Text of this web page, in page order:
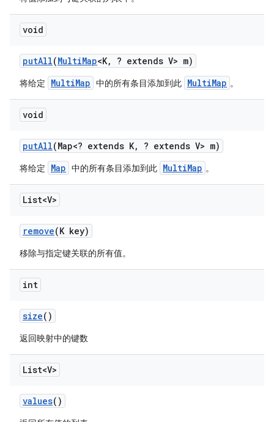
void
putAll(MultiMap<K, ? extends V> m)
将给定 MultiMap 中的所有条目添加到此 MultiMap 。
void
putAll(Map<? extends K, ? extends V> m)
将给定 Map 中的所有条目添加到此 MultiMap 。
List<V>
remove(K key)
移除与指定键关联的所有值。
int
size()
返回映射中的键数
List<V>
values()